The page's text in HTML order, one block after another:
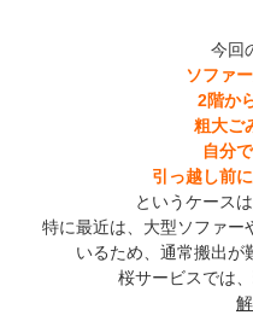
今回
ソファ
2階か
粗大ご
自分
引っ越し前
というケース
特に最近は、大型ソファー
いるため、通常搬出が
桜サービスでは